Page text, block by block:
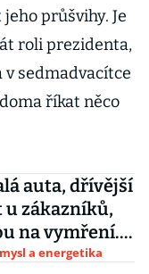
průšvihy. Je
roli prezidenta,
sedmadvacítce
říkat něco
auta, dřívější
u zákazníků,
na vymření.
za to může?
a energetika